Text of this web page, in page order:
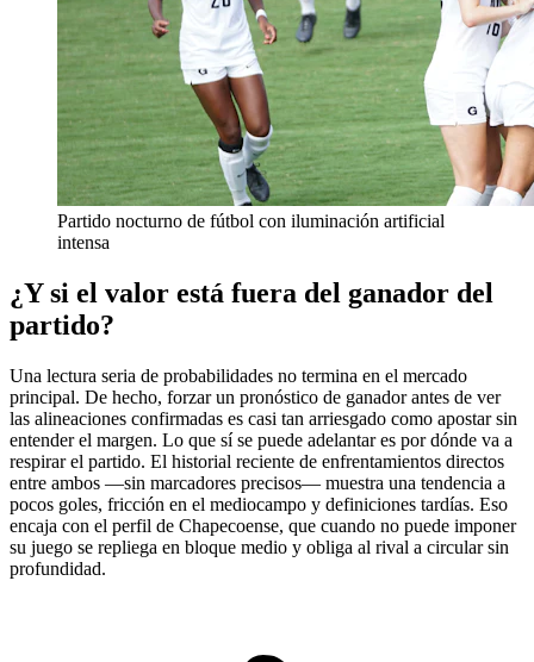
Partido nocturno de fútbol con iluminación artificial
intensa
¿Y si el valor está fuera del ganador del
partido?
Una lectura seria de probabilidades no termina en el mercado
principal. De hecho, forzar un pronóstico de ganador antes de ver
las alineaciones confirmadas es casi tan arriesgado como apostar sin
entender el margen. Lo que sí se puede adelantar es por dónde va a
respirar el partido. El historial reciente de enfrentamientos directos
entre ambos —sin marcadores precisos— muestra una tendencia a
pocos goles, fricción en el mediocampo y definiciones tardías. Eso
encaja con el perfil de Chapecoense, que cuando no puede imponer
su juego se repliega en bloque medio y obliga al rival a circular sin
profundidad.